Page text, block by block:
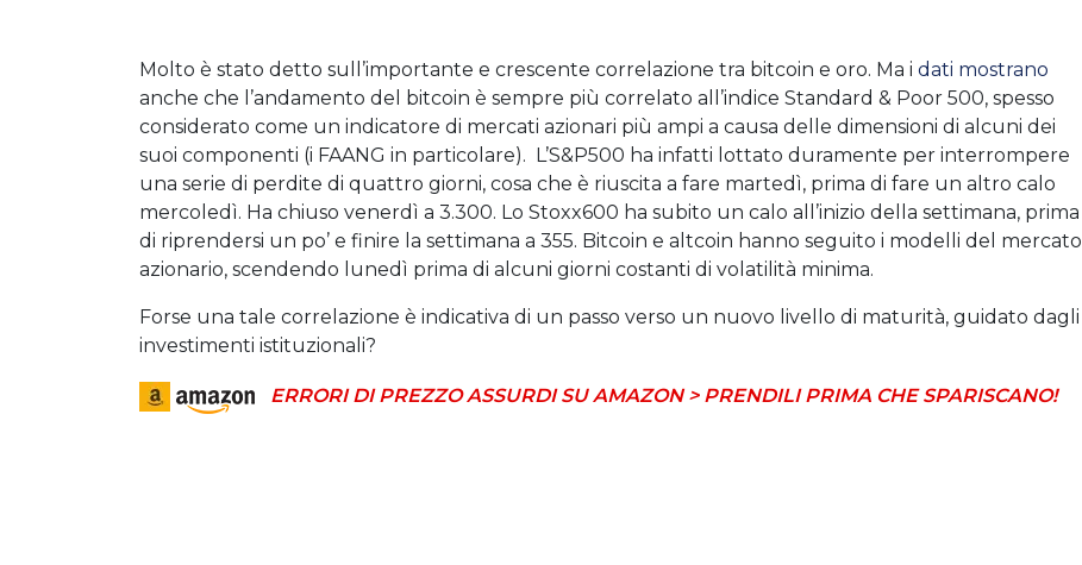
Molto è stato detto sull’importante e crescente correlazione tra bitcoin e oro. Ma i dati mostrano
anche che l’andamento del bitcoin è sempre più correlato all’indice Standard & Poor 500, spesso
considerato come un indicatore di mercati azionari più ampi a causa delle dimensioni di alcuni dei
suoi componenti (i FAANG in particolare). L’S&P500 ha infatti lottato duramente per interrompere
una serie di perdite di quattro giorni, cosa che è riuscita a fare martedì, prima di fare un altro calo
mercoledì. Ha chiuso venerdì a 3.300. Lo Stoxx600 ha subito un calo all’inizio della settimana, prima
di riprendersi un po’ e finire la settimana a 355. Bitcoin e altcoin hanno seguito i modelli del mercato
azionario, scendendo lunedì prima di alcuni giorni costanti di volatilità minima.
Forse una tale correlazione è indicativa di un passo verso un nuovo livello di maturità, guidato dagli
investimenti istituzionali?
ERRORI DI PREZZO ASSURDI SU AMAZON > PRENDILI PRIMA CHE SPARISCANO!